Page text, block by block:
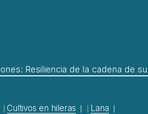
Resiliencia de la cadena de
Cultivos en hileras Lana